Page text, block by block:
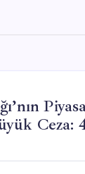
Ceza: